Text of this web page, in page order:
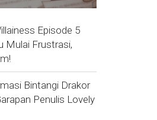
Episode 5
Mulai Frustrasi,
Bintangi Drakor
Penulis Lovely